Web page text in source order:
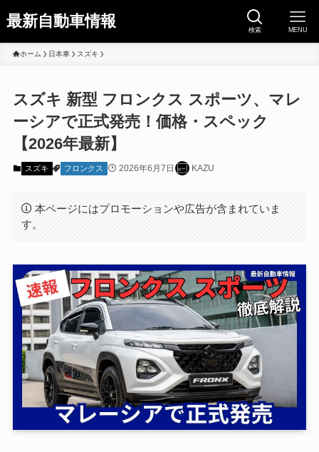
最新自動車情報 検索 MENU
ホーム 日本車 スズキ
スズキ 新型 フロンクス スポーツ、マレ
ーシアで正式発売！価格・スペック
【2026年最新】
スズキ フロンクス 2026年6月7日 KAZU
本ページにはプロモーションや広告が含まれていま
す。